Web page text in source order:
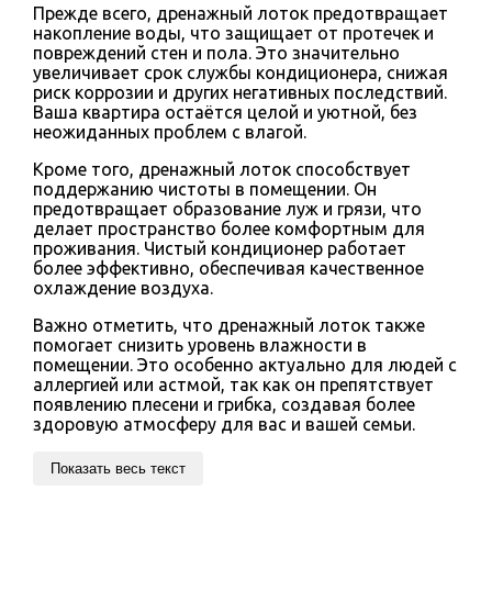
Прежде всего, дренажный лоток предотвращает
накопление воды, что защищает от протечек и
повреждений стен и пола. Это значительно
увеличивает срок службы кондиционера, снижая
риск коррозии и других негативных последствий.
Ваша квартира остаётся целой и уютной, без
неожиданных проблем с влагой.
Кроме того, дренажный лоток способствует
поддержанию чистоты в помещении. Он
предотвращает образование луж и грязи, что
делает пространство более комфортным для
проживания. Чистый кондиционер работает
более эффективно, обеспечивая качественное
охлаждение воздуха.
Важно отметить, что дренажный лоток также
помогает снизить уровень влажности в
помещении. Это особенно актуально для людей с
аллергией или астмой, так как он препятствует
появлению плесени и грибка, создавая более
здоровую атмосферу для вас и вашей семьи.
Показать весь текст